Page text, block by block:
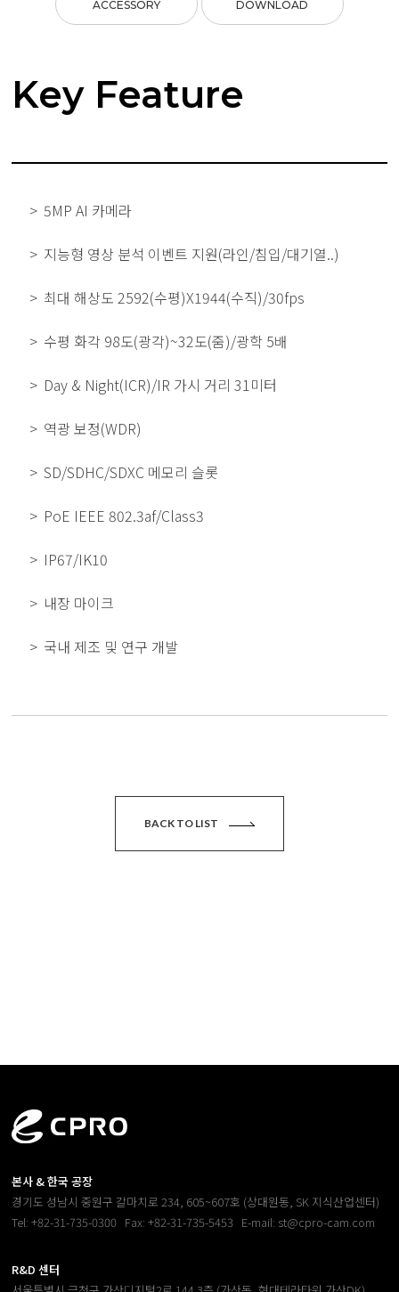
ACCESSORY DOWNLOAD
Key Feature
5MP AI 카메라
지능형 영상 분석 이벤트 지원(라인/침입/대기열..)
최대 해상도 2592(수평)X1944(수직)/30fps
수평 화각 98도(광각)~32도(줌)/광학 5배
Day & Night(ICR)/IR 가시 거리 31미터
역광 보정(WDR)
SD/SDHC/SDXC 메모리 슬롯
PoE IEEE 802.3af/Class3
IP67/IK10
내장 마이크
국내 제조 및 연구 개발
BACK TO LIST
본사 & 한국 공장
경기도 성남시 중원구 갈마치로 234, 605~607호 (상대원동, SK 지식산업센터)
Tel: +82-31-735-0300 Fax: +82-31-735-5453 E-mail: st@cpro-cam.com
R&D 센터